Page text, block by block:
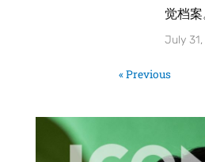
觉档案
July
« Previous